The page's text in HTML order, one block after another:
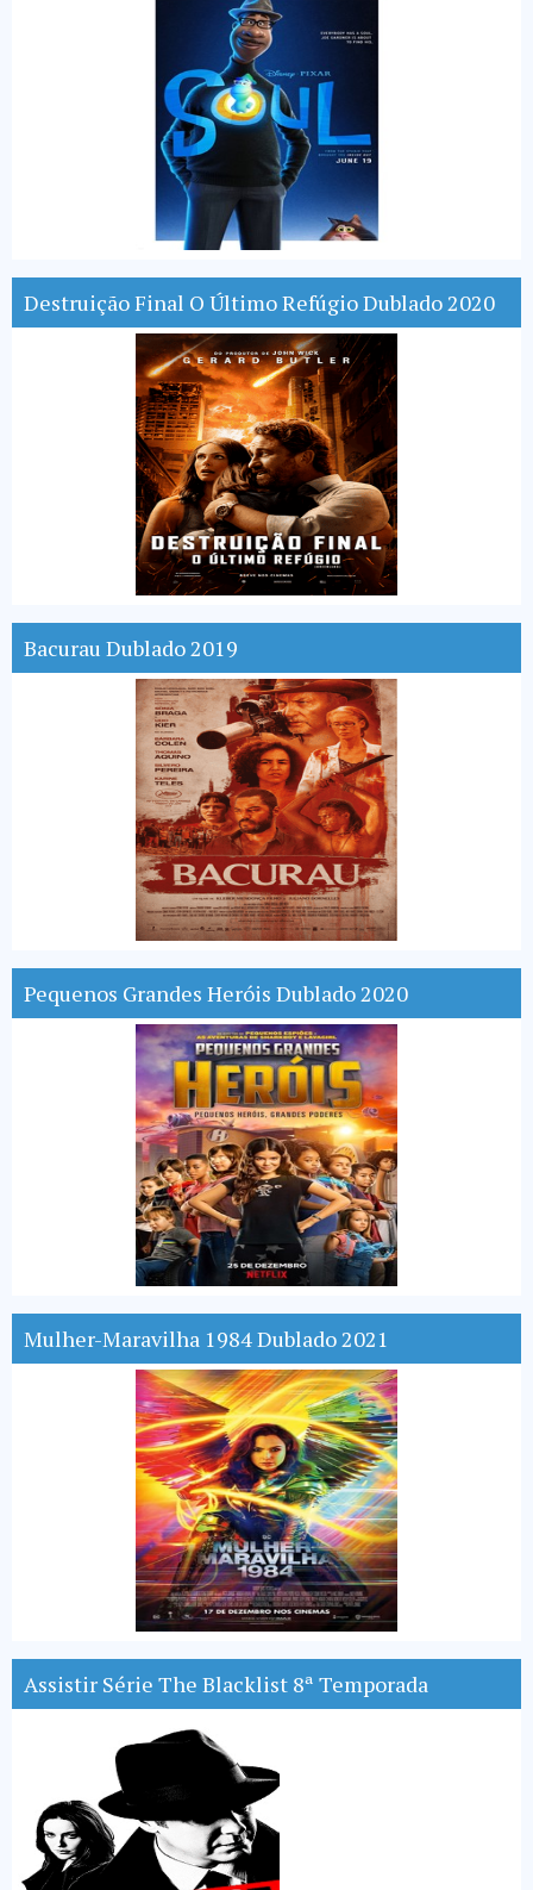
Destruição Final O Último Refúgio Dublado 2020
Bacurau Dublado 2019
Pequenos Grandes Heróis Dublado 2020
Mulher-Maravilha 1984 Dublado 2021
Assistir Série The Blacklist 8ª Temporada